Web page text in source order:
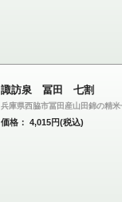
諏訪泉 冨田 七割
兵庫県西脇市冨田産山田錦の精米
価格： 4,015円(税込)